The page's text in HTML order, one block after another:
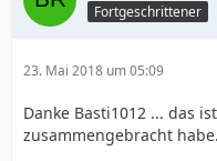
Fortgeschrittener
23. Mai 2018 um 05:09
Danke Basti1012 ... das
zusammengebracht